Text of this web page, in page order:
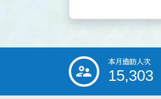
::: 本月造訪人次
15,303